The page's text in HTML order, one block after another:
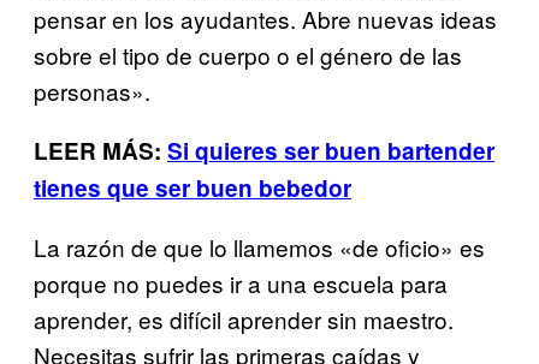
pensar en los ayudantes. Abre nuevas ideas
sobre el tipo de cuerpo o el género de las
personas».
LEER MÁS: Si quieres ser buen bartender
tienes que ser buen bebedor
La razón de que lo llamemos «de oficio» es
porque no puedes ir a una escuela para
aprender, es difícil aprender sin maestro.
Necesitas sufrir las primeras caídas y